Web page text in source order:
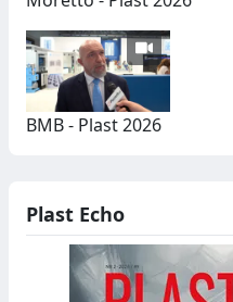
BMB - Plast 2026
Plast Echo